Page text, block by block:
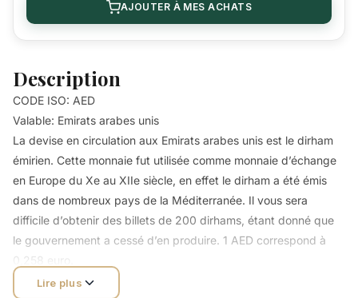
AJOUTER À MES ACHATS
Description
CODE ISO: AED
Valable: Emirats arabes unis
La devise en circulation aux Emirats arabes unis est le dirham
émirien. Cette monnaie fut utilisée comme monnaie d’échange
en Europe du Xe au XIIe siècle, en effet le dirham a été émis
dans de nombreux pays de la Méditerranée. Il vous sera
difficile d’obtenir des billets de 200 dirhams, étant donné que
le gouvernement a cessé d’en produire. 1 AED correspond à
0,258 euro.
Lire plus